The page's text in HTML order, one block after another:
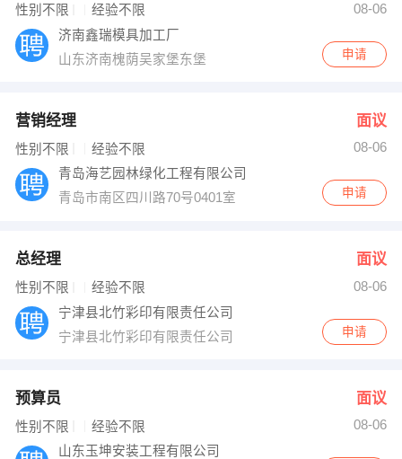
性别不限 经验不限
08-06
济南鑫瑞模具加工厂
山东济南槐荫吴家堡东堡
申请
营销经理 面议
性别不限 经验不限
08-06
青岛海艺园林绿化工程有限公司
青岛市南区四川路70号0401室
申请
总经理 面议
性别不限 经验不限
08-06
宁津县北竹彩印有限责任公司
宁津县北竹彩印有限责任公司
申请
预算员 面议
性别不限 经验不限
08-06
山东玉坤安装工程有限公司